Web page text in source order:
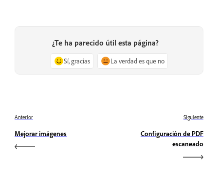
¿Te ha parecido útil esta página?
Sí, gracias La verdad es que no
Anterior
Mejorar imágenes
Siguiente
Configuración de PDF
escaneado